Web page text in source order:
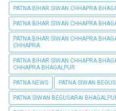
PATNA BIHAR SIWAN CHHAPRA
PATNA BIHAR SIWAN CHHAPRA
PATNA BIHAR SIWAN CHHAPRA
CHHAPRA
PATNA BIHAR SIWAN CHHAPRA
CHHAPRA BHAGALPUR
PATNA NEWS PATNA SIWAN
PATNA SIWAN BEGUSARAI